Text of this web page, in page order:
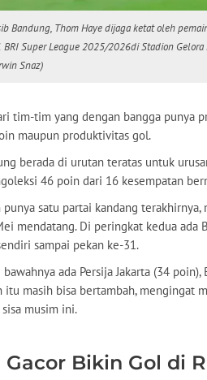
Bandung, Thom Haye dijaga ketat oleh
BRI Super League 2025/2026di Stadion
Snaz)
tim-tim yang dengan bangga punya
maupun produktivitas gol.
berada di urutan teratas untuk
46 poin dari 16 kesempatan
punya satu partai kandang
mendatang. Di peringkat kedua ada
sampai pekan ke-31.
ada Persija Jakarta (34
itu masih bisa bertambah, mengingat
musim ini.
Gacor Bikin Gol di